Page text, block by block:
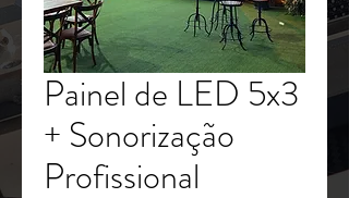
Painel de LED 5x3
+ Sonorização
Profissional